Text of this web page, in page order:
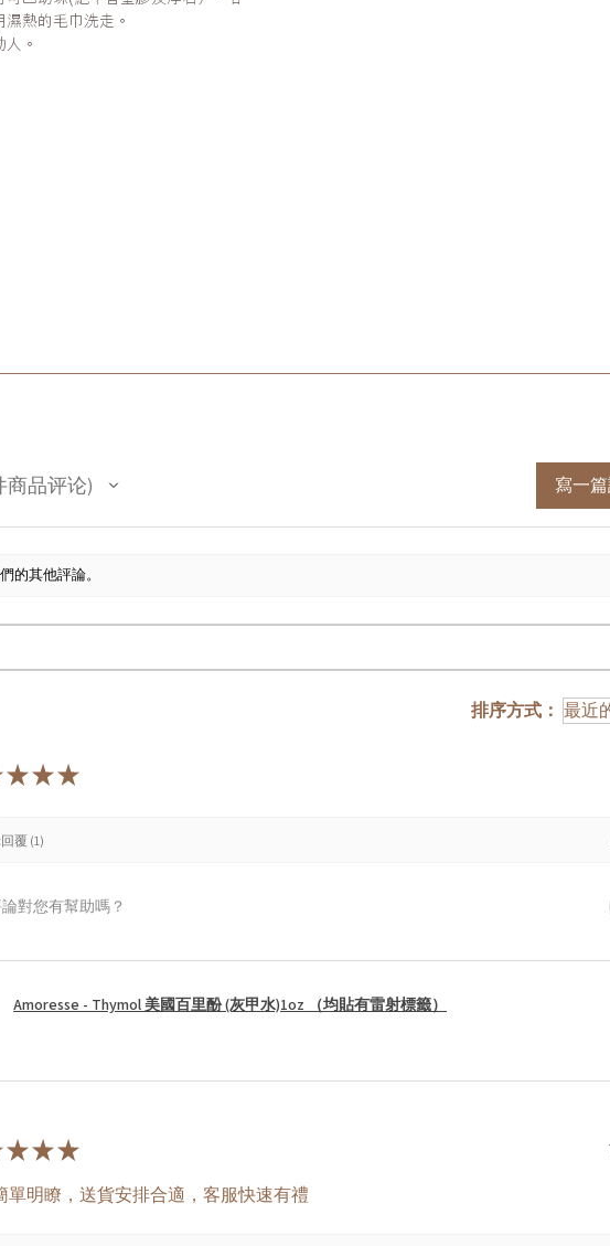
熱的毛巾洗走。
。
商品评论 寫一
的其他評論。
排序方式：
★★★
覆 (1)
對您有幫助嗎？
Amoresse - Thymol 美國百里酚 (灰甲水)1oz （均貼有雷射標籤）
★★★
單明瞭，送貨安排合適，客服快速有禮